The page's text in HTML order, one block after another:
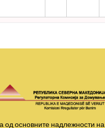
од основните надлежности на